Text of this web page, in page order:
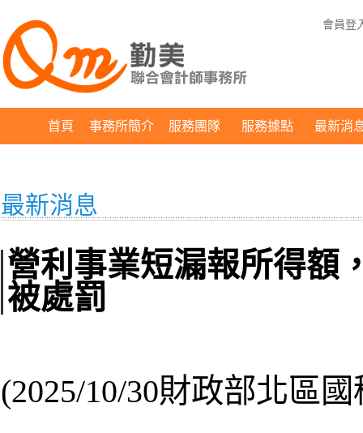
會員登
首頁 事務所簡介 服務團隊 服務據點 最新消
最新消息
營利事業短漏報所得額
被處罰
(2025/10/30財政部北區